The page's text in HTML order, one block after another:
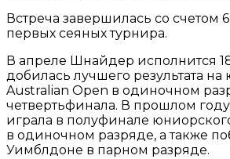
Встреча завершилась со счетом
первых сеяных турнира.
В апреле Шнайдер исполнится
добилась лучшего результата
Australian Open в одиночном
четвертьфинала. В прошлом
играла в полуфинале
в одиночном разряде, а также
Уимблдоне в парном разряде.